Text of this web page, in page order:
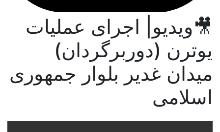
🎥ویدیو| اجرای عملیات
یوترن (دوربرگردان)
میدان غدیر بلوار جمهوری
اسلامی